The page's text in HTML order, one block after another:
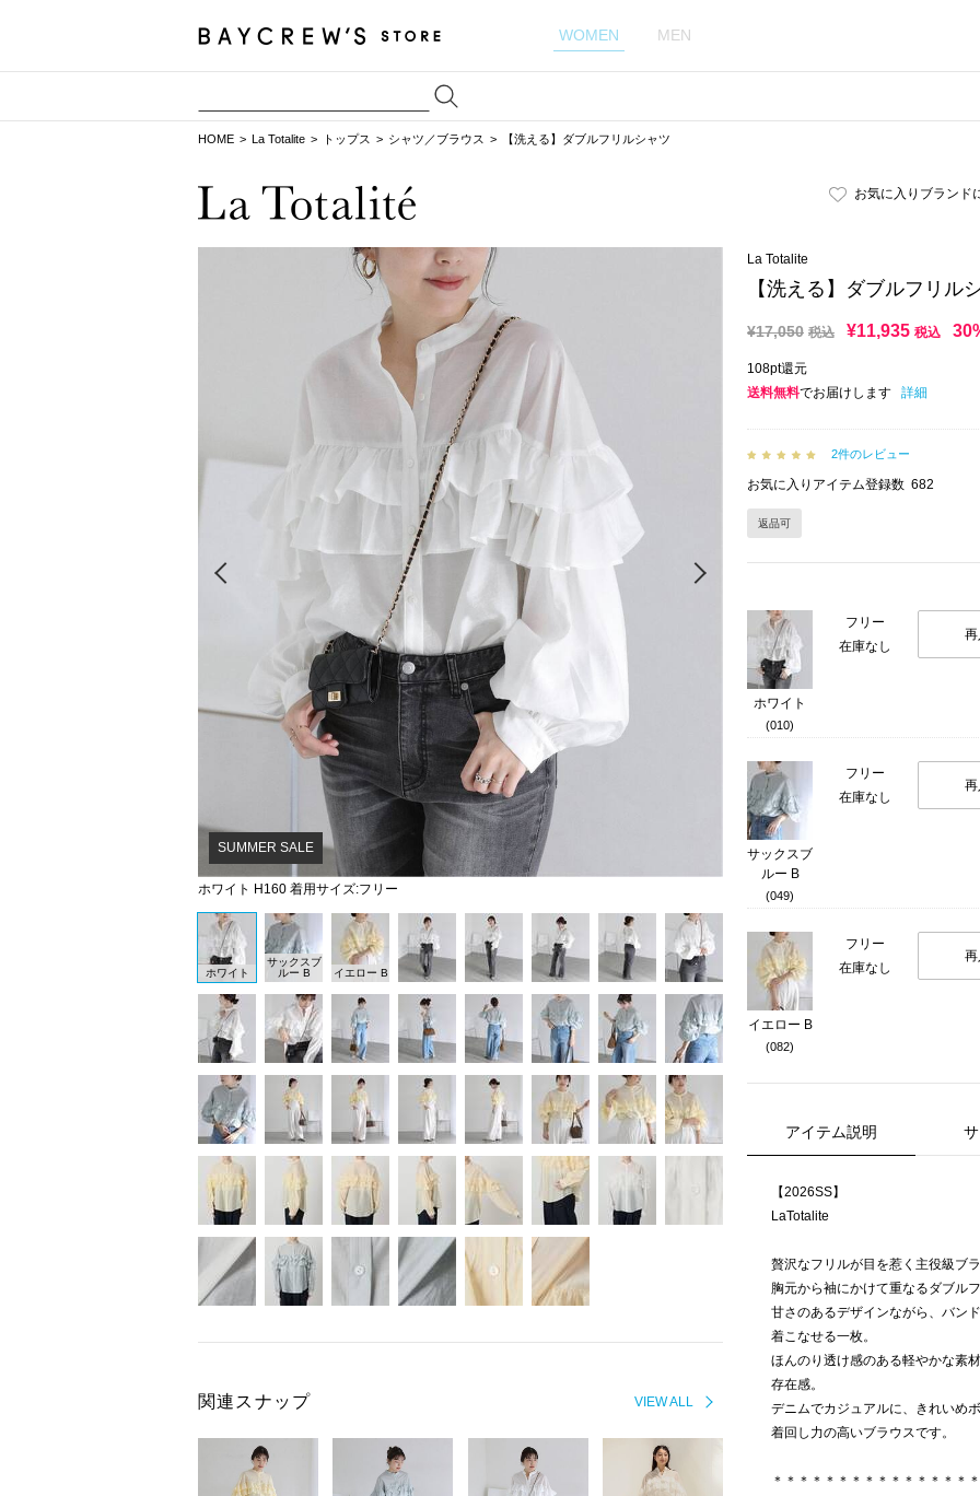
WOMEN MEN
HOME La Totalite トップス シャツ／ブラウス 【洗える】ダブルフリルシャツ
お気に入りブランド
ホワイト H160 着用サイズ:フリー
Next
SUMMER SALE
ホワイト
サックスブ
ルー B
イエロー B
VIEW ALL
関連スナップ
La Totalite
【洗える】ダブルフリル
¥17,050 税込 ¥11,935 税込
108pt還元
送料無料でお届けします 詳細
2件のレビュー
お気に入りアイテム登録数 682
返品可
ホワイト
(010)
フリー
在庫なし
サックスブ
ルー B
(049)
フリー
在庫なし
イエロー B
(082)
フリー
在庫なし
アイテム説明
【2026SS】
LaTotalite
贅沢なフリルが目を惹く主役級ブラ
胸元から袖にかけて重なるダブル
甘さのあるデザインながら、バン
着こなせる一枚。
ほんのり透け感のある軽やかな素
存在感。
デニムでカジュアルに、きれいめ
着回し力の高いブラウスです。
＊＊＊＊＊＊＊＊＊＊＊＊＊＊＊